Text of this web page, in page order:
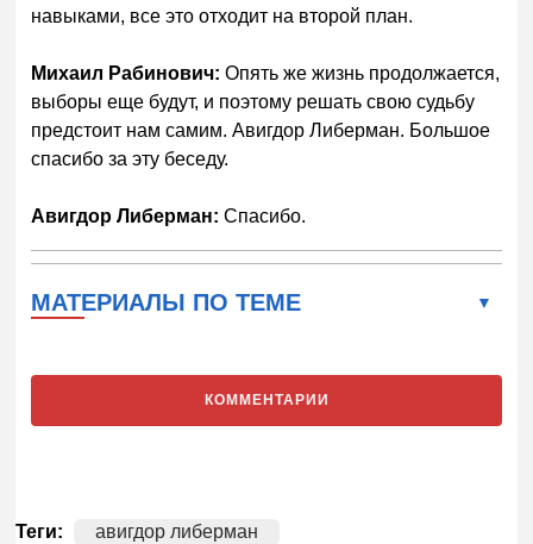
навыками, все это отходит на второй план.
Михаил Рабинович:Опять же жизнь продолжается,
выборы еще будут, и поэтому решать свою судьбу
предстоит нам самим. Авигдор Либерман. Большое
спасибо за эту беседу.
Авигдор Либерман:Спасибо.
МАТЕРИАЛЫ ПО ТЕМЕ
КОММЕНТАРИИ
Теги: авигдор либерман